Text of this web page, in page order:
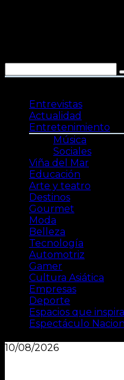
Entrevistas
Actualidad
Entretenimiento
Música
Sociales
Viña del Mar
Educación
Arte y teatro
Destinos
Gourmet
Moda
Belleza
Tecnología
Automotriz
Gamer
Cultura Asiática
Empresas
Deporte
Espacios que
Espectáculo
10/08/2026